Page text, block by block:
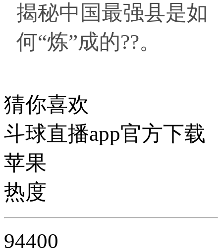
揭秘中国最强县是如
何“炼”成的??。
猜你喜欢
斗球直播app官方下载
苹果
热度
94400